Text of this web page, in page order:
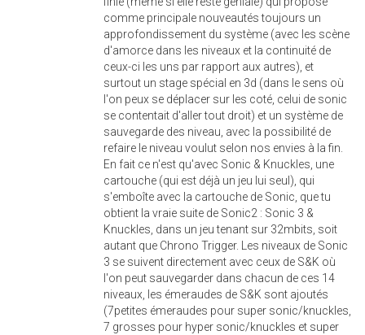
comme principale nouveautés toujours un
approfondissement du système (avec les scène
d'amorce dans les niveaux et la continuité de
ceux-ci les uns par rapport aux autres), et
surtout un stage spécial en 3d (dans le sens où
l'on peux se déplacer sur les coté, celui de sonic
se contentait d'aller tout droit) et un système de
sauvegarde des niveau, avec la possibilité de
refaire le niveau voulut selon nos envies à la fin.
En fait ce n'est qu'avec Sonic & Knuckles, une
cartouche (qui est déjà un jeu lui seul), qui
s'emboîte avec la cartouche de Sonic, que tu
obtient la vraie suite de Sonic2 : Sonic 3 &
Knuckles, dans un jeu tenant sur 32mbits, soit
autant que Chrono Trigger. Les niveaux de Sonic
3 se suivent directement avec ceux de S&K où
l'on peut sauvegarder dans chacun de ces 14
niveaux, les émeraudes de S&K sont ajoutés
(7petites émeraudes pour super sonic/knuckles,
7 grosses pour hyper sonic/knuckles et super